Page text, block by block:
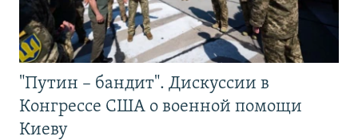
"Путин – бандит". Дискуссии в
Конгрессе США о военной помощи
Киеву